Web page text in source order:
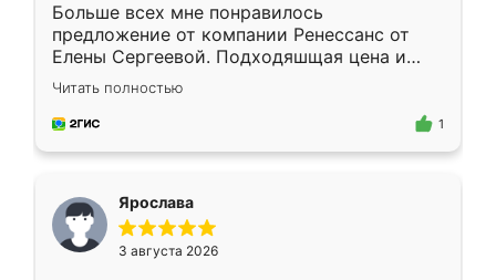
Больше всех мне понравилось
предложение от компании Ренессанс от
Елены Сергеевой. Подходяшщая цена и
короткие сроки изготовления. Приехавший
для замера сотрудник Владислав
предложил по моему эскизу самый
Читать полностью
1
Ярослава
3 августа 2026